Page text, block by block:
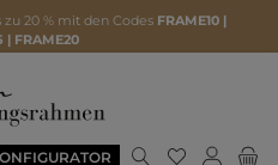
zu 20 % mit den Codes FRAME10 |
| FRAME20